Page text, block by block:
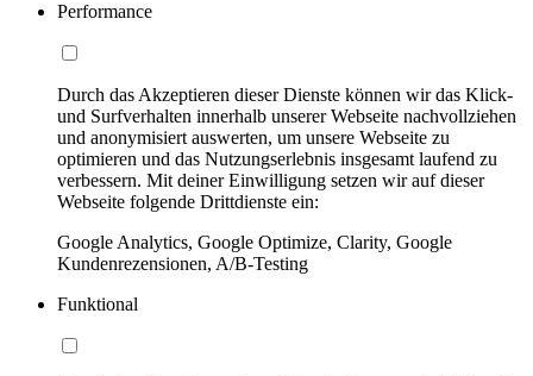
Performance
Durch das Akzeptieren dieser Dienste können wir das Klick-
und Surfverhalten innerhalb unserer Webseite nachvollziehen
und anonymisiert auswerten, um unsere Webseite zu
optimieren und das Nutzungserlebnis insgesamt laufend zu
verbessern. Mit deiner Einwilligung setzen wir auf dieser
Webseite folgende Drittdienste ein:
Google Analytics, Google Optimize, Clarity, Google
Kundenrezensionen, A/B-Testing
Funktional